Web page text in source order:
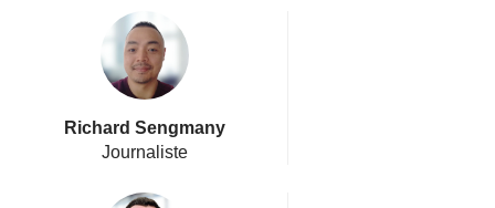
Richard Sengmany
Journaliste